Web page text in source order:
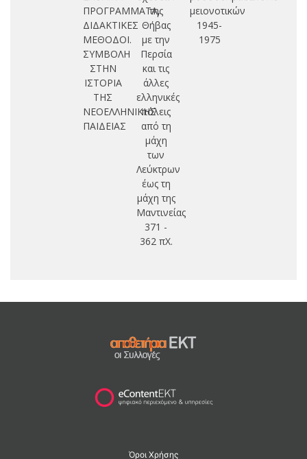
ΠΡΟΓΡΑΜΜΑΤΑ,
ΔΙΔΑΚΤΙΚΕΣ
ΜΕΘΟΔΟΙ.
ΣΥΜΒΟΛΗ
ΣΤΗΝ
ΙΣΤΟΡΙΑ
ΤΗΣ
ΝΕΟΕΛΛΗΝΙΚΗΣ
ΠΑΙΔΕΙΑΣ
της
Θήβας
με την
Περσία
και τις
άλλες
ελληνικές
πόλεις
από τη
μάχη
των
Λεύκτρων
έως τη
μάχη της
Μαντινείας
371 -
362 πΧ.
μειονοτικών
1945-
1975